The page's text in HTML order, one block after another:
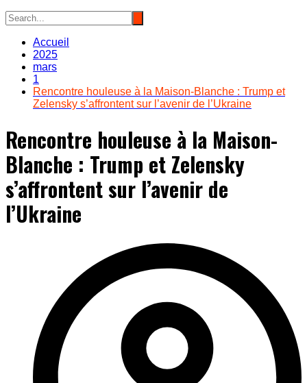
Accueil
2025
mars
1
Rencontre houleuse à la Maison-Blanche : Trump et
Zelensky s’affrontent sur l’avenir de l’Ukraine
Rencontre houleuse à la Maison-
Blanche : Trump et Zelensky
s’affrontent sur l’avenir de
l’Ukraine